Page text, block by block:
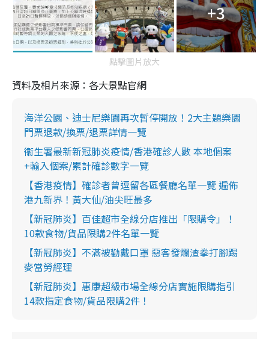
+3
點擊圖片放大
資料及相片來源：各大景點官網
海洋公園、迪士尼樂園再次暫停開放！2大主題樂園
門票退款/換票/退票詳情一覽
衞生署最新新冠肺炎疫情/香港確診人數 本地個案
+輸入個案/累計確診數字一覽
【香港疫情】確診者曾逗留各區餐廳名單一覽 遍佈
港九新界！黃大仙/油尖旺最多
【新冠肺炎】百佳超市全線分店推出「限購令」！
10款食物/貨品限購2件名單一覽
【新冠肺炎】不滿被勸戴口罩 惡客發爛渣拳打腳踢
麥當勞經理
【新冠肺炎】惠康超級市場全線分店實施限購指引
14款指定食物/貨品限購2件！